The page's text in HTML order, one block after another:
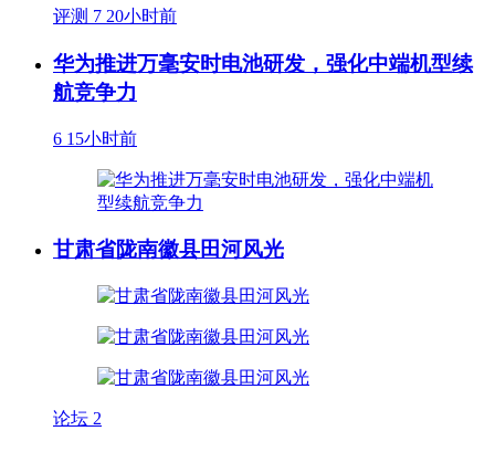
评测 7 20小时前
华为推进万毫安时电池研发，强化中端机型续
航竞争力
6 15小时前
甘肃省陇南徽县田河风光
论坛 2